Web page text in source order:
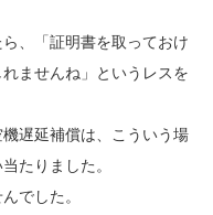
、「証明書を取っておけ
ませんね」というレスを
遅延補償は、こういう場
たりました。
でした。